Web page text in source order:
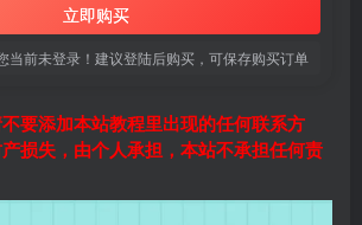
立即购买
当前未登录！建议登陆后购买，可保存购买订单
要添加本站教程里出现的任何联系方
损失，由个人承担，本站不承担任何责